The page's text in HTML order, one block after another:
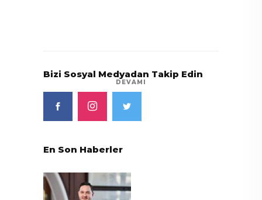
DEVAMI
Bizi Sosyal Medyadan Takip Edin
En Son Haberler